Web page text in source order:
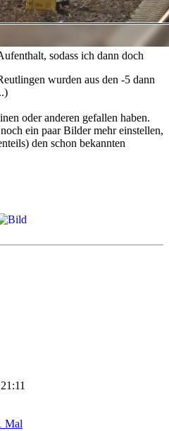
sodass ich dann doch
wurden aus den -5 dann
oder anderen gefallen haben.
ein paar Bilder mehr einstellen,
den schon bekannten
Mal